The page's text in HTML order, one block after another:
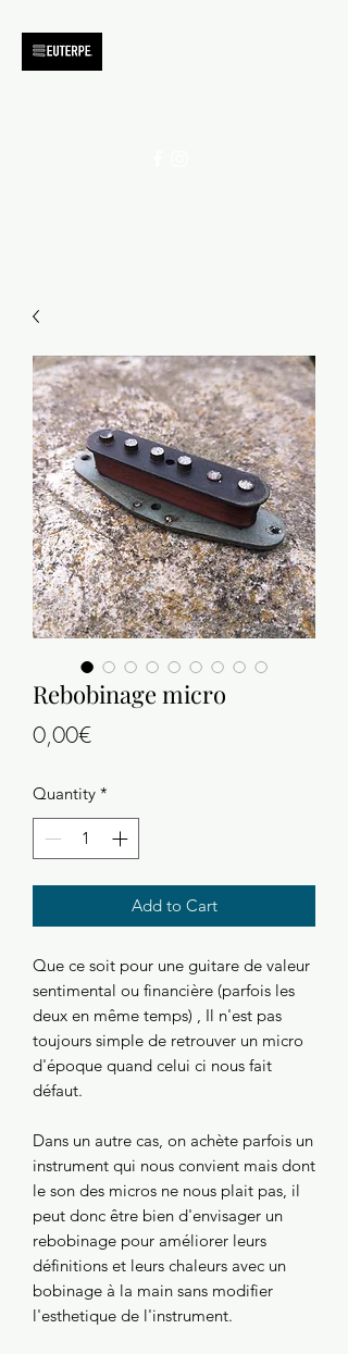
Rebobinage micro
0,00€Price
Quantity *
Add to Cart
Que ce soit pour une guitare de valeur
sentimental ou financière (parfois les
deux en même temps) , Il n'est pas
toujours simple de retrouver un micro
d'époque quand celui ci nous fait
défaut.
Dans un autre cas, on achète parfois un
instrument qui nous convient mais dont
le son des micros ne nous plait pas, il
peut donc être bien d'envisager un
rebobinage pour améliorer leurs
définitions et leurs chaleurs avec un
bobinage à la main sans modifier
l'esthetique de l'instrument.